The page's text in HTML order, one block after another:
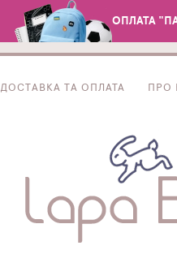
ОПЛАТА
ДОСТАВКА ТА ОПЛАТА ПРО